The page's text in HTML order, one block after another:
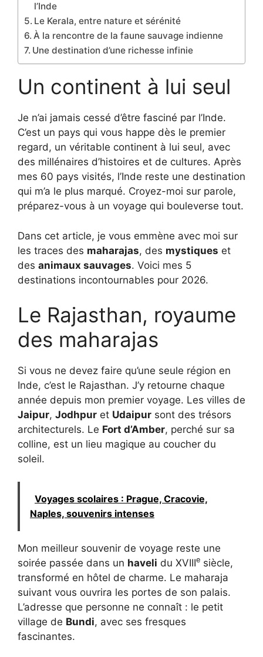
l’Inde
Le Kerala, entre nature et sérénité
À la rencontre de la faune sauvage indienne
Une destination d’une richesse infinie
Un continent à lui seul
Je n’ai jamais cessé d’être fasciné par l’Inde.
C’est un pays qui vous happe dès le premier
regard, un véritable continent à lui seul, avec
des millénaires d’histoires et de cultures. Après
mes 60 pays visités, l’Inde reste une destination
qui m’a le plus marqué. Croyez-moi sur parole,
préparez-vous à un voyage qui bouleverse tout.
Dans cet article, je vous emmène avec moi sur
les traces des maharajas, des mystiques et
des animaux sauvages. Voici mes 5
destinations incontournables pour 2026.
Le Rajasthan, royaume
des maharajas
Si vous ne devez faire qu’une seule région en
Inde, c’est le Rajasthan. J’y retourne chaque
année depuis mon premier voyage. Les villes de
Jaipur, Jodhpur et Udaipur sont des trésors
architecturels. Le Fort d’Amber, perché sur sa
colline, est un lieu magique au coucher du
soleil.
Voyages scolaires : Prague, Cracovie,
Naples, souvenirs intenses
Mon meilleur souvenir de voyage reste une
soirée passée dans un haveli du XVIIIe siècle,
transformé en hôtel de charme. Le maharaja
suivant vous ouvrira les portes de son palais.
L’adresse que personne ne connaît : le petit
village de Bundi, avec ses fresques
fascinantes.